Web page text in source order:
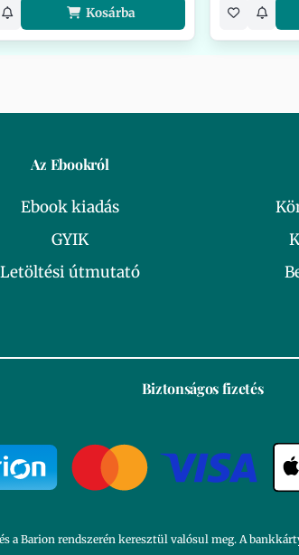
Kosárba
Az Ebookról
Ebook kiadás
GYIK
Letöltési útmutató
Biztonságos fizetés
a Barion rendszerén keresztül valósul meg. A